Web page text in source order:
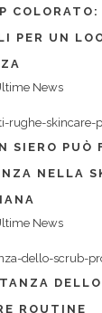
PER UN
News
SIERO PUÒ
NELLA
News
ROUTINE